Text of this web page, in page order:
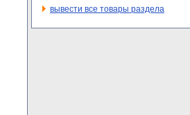
вывести все товары раздела